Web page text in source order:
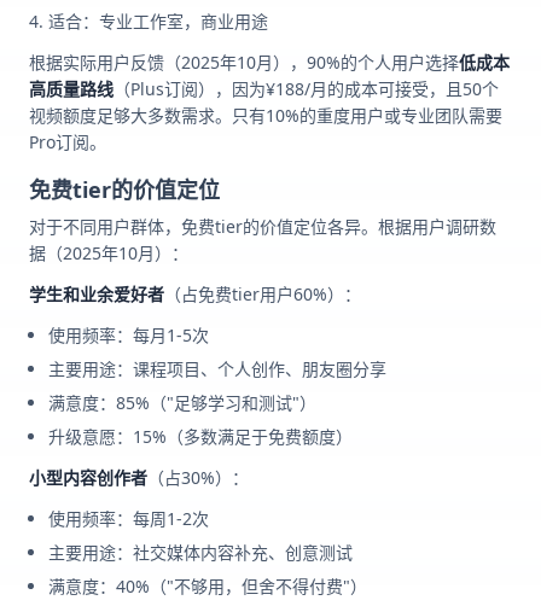
适合：专业工作室，商业用途
根据实际用户反馈（2025年10月），90%的个人用户选择低成本
高质量路线 （Plus订阅），因为¥188/月的成本可接受，且50个
视频额度足够大多数需求。只有10%的重度用户或专业团队需要
Pro订阅。
免费tier的价值定位
对于不同用户群体，免费tier的价值定位各异。根据用户调研数
据（2025年10月）：
学生和业余爱好者 （占免费tier用户60%）：
使用频率：每月1-5次
主要用途：课程项目、个人创作、朋友圈分享
满意度：85%（"足够学习和测试"）
升级意愿：15%（多数满足于免费额度）
小型内容创作者 （占30%）：
使用频率：每周1-2次
主要用途：社交媒体内容补充、创意测试
满意度：40%（"不够用，但舍不得付费"）